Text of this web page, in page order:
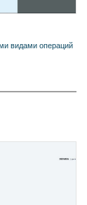
видами операций